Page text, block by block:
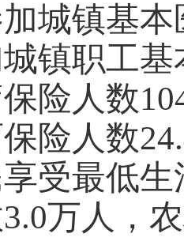
城镇基
镇职工
险人数
险人数
受最低
3.0万人，